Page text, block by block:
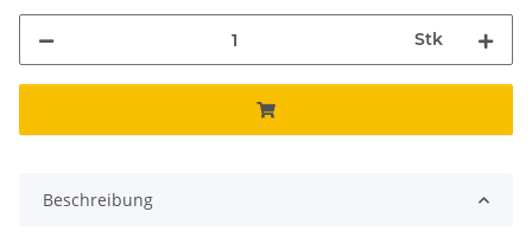
Stk
Beschreibung